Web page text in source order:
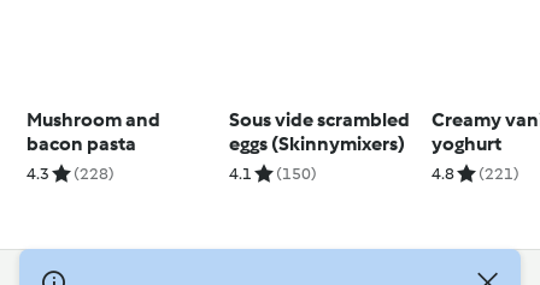
Mushroom and
bacon pasta
4.3 (228)
Sous vide scrambled
eggs (Skinnymixers)
4.1 (150)
Creamy
yoghurt
4.8 (221)